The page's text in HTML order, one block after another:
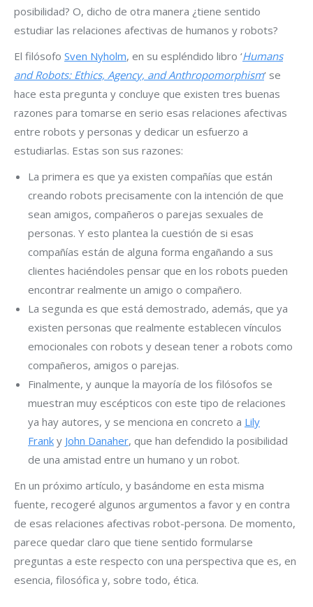
posibilidad? O, dicho de otra manera ¿tiene sentido
estudiar las relaciones afectivas de humanos y robots?
El filósofo Sven Nyholm, en su espléndido libro ‘Humans
and Robots: Ethics, Agency, and Anthropomorphism‘ se
hace esta pregunta y concluye que existen tres buenas
razones para tomarse en serio esas relaciones afectivas
entre robots y personas y dedicar un esfuerzo a
estudiarlas. Estas son sus razones:
La primera es que ya existen compañías que están
creando robots precisamente con la intención de que
sean amigos, compañeros o parejas sexuales de
personas. Y esto plantea la cuestión de si esas
compañías están de alguna forma engañando a sus
clientes haciéndoles pensar que en los robots pueden
encontrar realmente un amigo o compañero.
La segunda es que está demostrado, además, que ya
existen personas que realmente establecen vínculos
emocionales con robots y desean tener a robots como
compañeros, amigos o parejas.
Finalmente, y aunque la mayoría de los filósofos se
muestran muy escépticos con este tipo de relaciones
ya hay autores, y se menciona en concreto a Lily
Frank y John Danaher, que han defendido la posibilidad
de una amistad entre un humano y un robot.
En un próximo artículo, y basándome en esta misma
fuente, recogeré algunos argumentos a favor y en contra
de esas relaciones afectivas robot-persona. De momento,
parece quedar claro que tiene sentido formularse
preguntas a este respecto con una perspectiva que es, en
esencia, filosófica y, sobre todo, ética.